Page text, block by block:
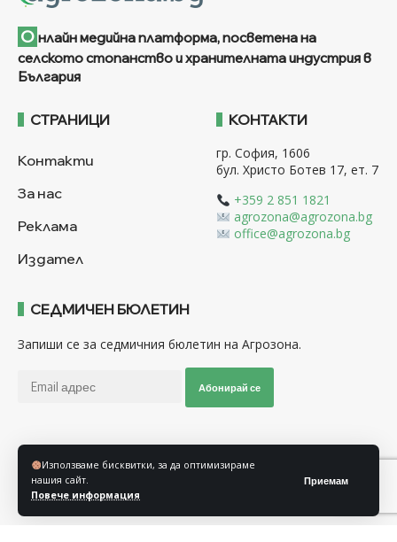
Използваме бисквитки, за да оптимизираме
нашия сайт.
Повече информация
Приемам
О нлайн медийна платформа, посветена на
селското стопанство и хранителната индустрия в
България
СТРАНИЦИ
Контакти
За нас
Реклама
Издател
КОНТАКТИ
гр. София, 1606
бул. Христо Ботев 17, ет. 7
+359 2 851 1821
agrozona@agrozona.bg
office@agrozona.bg
СЕДМИЧЕН БЮЛЕТИН
Запиши се за седмичния бюлетин на Агрозона.
Абонирай се
Последвайте ни